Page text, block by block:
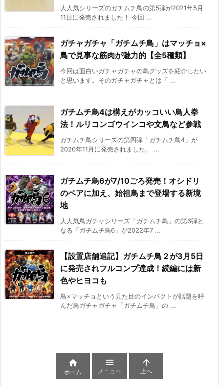
大人気シリーズのガチムチ鳥の第5弾が2021年5月
11日に発売されました！ 今回 ...
ガチャガチャ「ガチムチ鳥」はマッチョ×
鳥で見事な筋肉が魅力的【全5種類】
今回は面白いガチャガチャの鳥グッズを紹介したい
と思います。そのガチャガチャとは「 ...
ガチムチ鳥4は構えがカッコいい鳥人拳
法！ルリコンゴウインコや文鳥など参戦
ガチムチ鳥シリーズの第四弾「ガチムチ鳥4」が
2020年11月に発売されました。 ...
ガチムチ鳥6が7/10ごろ発売！オシドリ
のペアに加え、始祖鳥まで登場する新境
地
大人気鳥ガチャシリーズ「ガチムチ鳥」の第6弾と
なる「ガチムチ鳥6」が2022年7 ...
【設置店舗追記】ガチムチ鳥２が3月5日
に発売されフルコンプ達成！続編には新
色やヒヨコも
鳥×マッチョという見た目のインパクトが話題を呼
んだ鳥ガチャガチャ「ガチムチ鳥」の ...

ホーム

メニュー

上へ